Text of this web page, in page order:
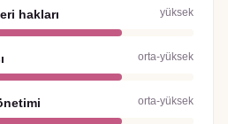
hakları yüksek
orta-yüksek
orta-yüksek